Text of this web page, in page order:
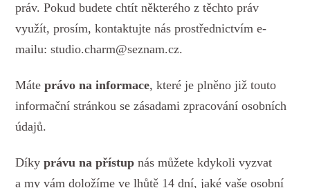
práv. Pokud budete chtít některého z těchto práv
využít, prosím, kontaktujte nás prostřednictvím e-
mailu: studio.charm@seznam.cz.
Máteprávo na informace, které je plněno již touto
informační stránkou se zásadami zpracování osobních
údajů.
Díkyprávu na přístup nás můžete kdykoli vyzvat
a my vám doložíme ve lhůtě 14 dní, jaké vaše osobní